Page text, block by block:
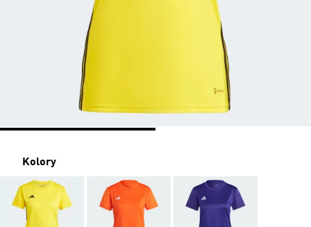
Kolory